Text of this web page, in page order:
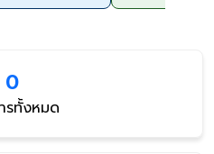
0
รทั้งหมด